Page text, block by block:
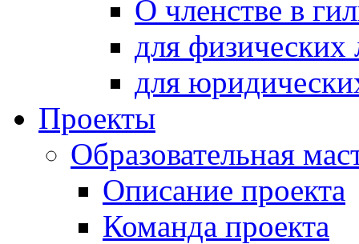
О членстве в
для физических
для
Проекты
Образовательная
Описание проекта
Команда проекта